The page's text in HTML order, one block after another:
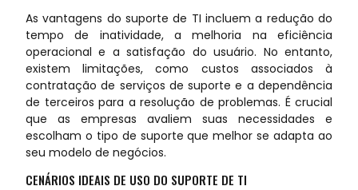
As vantagens do suporte de TI incluem a redução do
tempo de inatividade, a melhoria na eficiência
operacional e a satisfação do usuário. No entanto,
existem limitações, como custos associados à
contratação de serviços de suporte e a dependência
de terceiros para a resolução de problemas. É crucial
que as empresas avaliem suas necessidades e
escolham o tipo de suporte que melhor se adapta ao
seu modelo de negócios.
CENÁRIOS IDEAIS DE USO DO SUPORTE DE TI